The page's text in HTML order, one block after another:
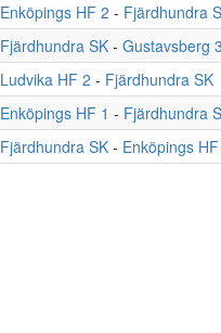
Enköpings HF 2 - Fjärdhundra
Fjärdhundra SK - Gustavsberg 3
Ludvika HF 2 - Fjärdhundra SK
Enköpings HF 1 - Fjärdhundra
Fjärdhundra SK - Enköpings